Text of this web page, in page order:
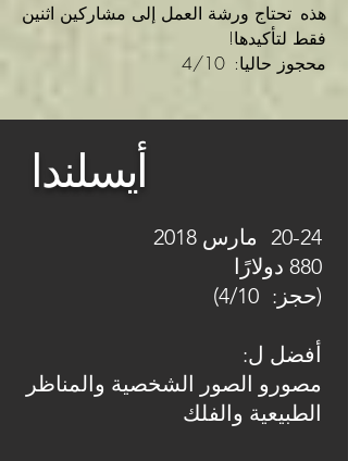
هذه تحتاج ورشة العمل إلى مشاركين اثنين
فقط لتأكيدها!
محجوز حاليا: 4/10
أيسلندا
20-24 مارس 2018
880 دولارًا
(حجز: 4/10)
أفضل ل:
مصورو الصور الشخصية والمناظر
الطبيعية والفلك